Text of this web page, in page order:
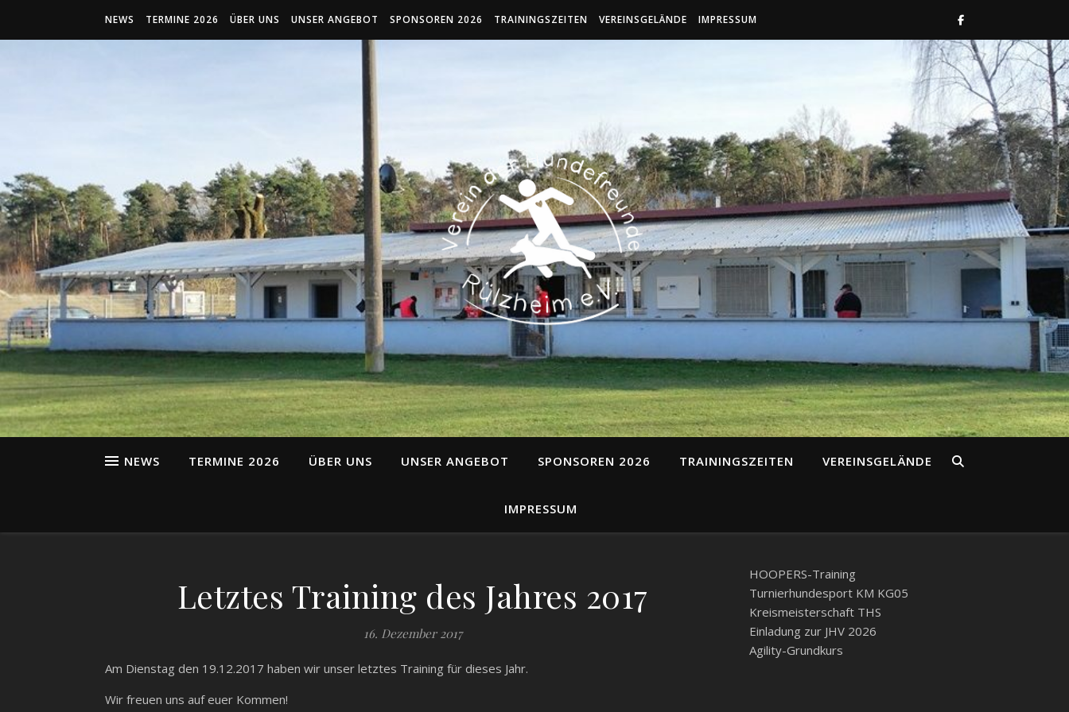
NEWS TERMINE 2026 ÜBER UNS UNSER ANGEBOT SPONSOREN 2026 TRAININGSZEITEN VEREINSGELÄNDE IMPRESSUM
NEWS TERMINE 2026 ÜBER UNS UNSER ANGEBOT SPONSOREN 2026 TRAININGSZEITEN VEREINSGELÄNDE
IMPRESSUM
Letztes Training des Jahres 2017
16. Dezember 2017
Am Dienstag den 19.12.2017 haben wir unser letztes Training für dieses Jahr.
Wir freuen uns auf euer Kommen!
HOOPERS-Training
Turnierhundesport KM KG05
Kreismeisterschaft THS
Einladung zur JHV 2026
Agility-Grundkurs